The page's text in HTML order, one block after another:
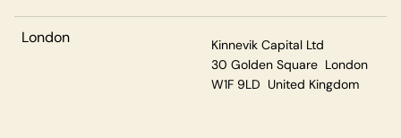
London
Kinnevik Capital Ltd
30 Golden Square London
W1F 9LD United Kingdom